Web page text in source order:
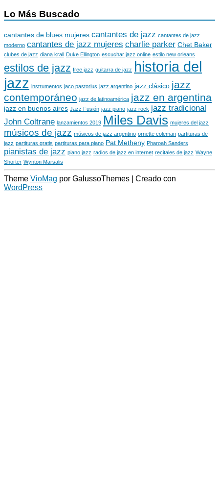
Lo Más Buscado
cantantes de blues mujeres cantantes de jazz cantantes de jazz
moderno cantantes de jazz mujeres charlie parker Chet Baker
clubes de jazz diana krall Duke Ellington escuchar jazz online estilo new orleans
estilos de jazz free jazz guitarra de jazz historia del
jazz instrumentos jaco pastorius jazz argentino jazz clásico jazz
contemporáneo jazz de latinoamérica jazz en argentina
jazz en buenos aires Jazz Fusión jazz piano jazz rock jazz tradicional
John Coltrane lanzamientos 2019 Miles Davis mujeres del jazz
músicos de jazz músicos de jazz argentino ornette coleman partituras de
jazz partituras gratis partituras para piano Pat Metheny Pharoah Sanders
pianistas de jazz piano jazz radios de jazz en internet recitales de jazz Wayne
Shorter Wynton Marsalis
Theme VioMag por GalussoThemes | Creado con
WordPress